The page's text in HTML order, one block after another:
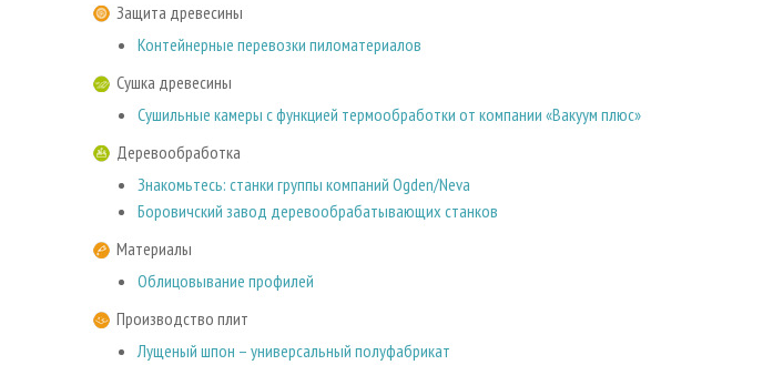
Защита древесины
Контейнерные перевозки пиломатериалов
Сушка древесины
Сушильные камеры с функцией термообработки от компании «Вакуум плюс»
Деревообработка
Знакомьтесь: станки группы компаний Ogden/Neva
Боровичский завод деревообрабатывающих станков
Материалы
Облицовывание профилей
Производство плит
Лущеный шпон – универсальный полуфабрикат